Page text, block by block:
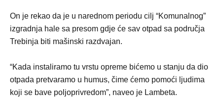
On je rekao da je u narednom periodu cilj “Komunalnog”
izgradnja hale sa presom gdje će sav otpad sa područja
Trebinja biti mašinski razdvajan.
“Kada instaliramo tu vrstu opreme bićemo u stanju da dio
otpada pretvaramo u humus, čime ćemo pomoći ljudima
koji se bave poljoprivredom”, naveo je Lambeta.